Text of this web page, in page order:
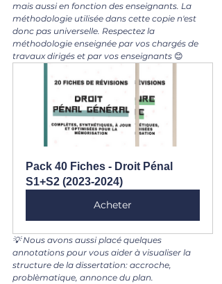
mais aussi en fonction des enseignants. La
méthodologie utilisée dans cette copie n'est
donc pas universelle. Respectez la
méthodologie enseignée par vos chargés de
travaux dirigés et par vos enseignants 😊
Pack 40 Fiches - Droit Pénal
S1+S2 (2023-2024)
Acheter
💡 Nous avons aussi placé quelques
annotations pour vous aider à visualiser la
structure de la dissertation: accroche,
problèmatique, annonce du plan.